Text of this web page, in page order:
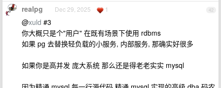
42
realpg Dec 29, 2025 1
@xuld #3
你大概只是个"用户" 在既有场景下使用 rdbms
如果 pg 去替换轻负载的小服务, 内部服务, 那确实好很多
如果你是高并发 庞大系统 那么还是得老老实实 mysql